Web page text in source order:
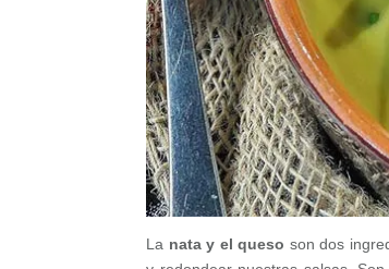
La nata y el queso son dos